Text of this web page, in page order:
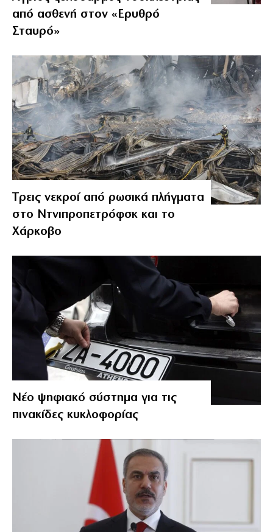
από ασθενή στον «Ερυθρό
Σταυρό»
Tρεις νεκροί από ρωσικά πλήγματα
στο Ντνιπροπετρόφσκ και το
Χάρκοβο
Νέο ψηφιακό σύστημα για τις
πινακίδες κυκλοφορίας